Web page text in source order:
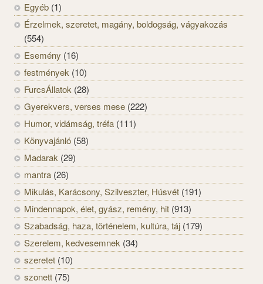
Egyéb (1)
Érzelmek, szeretet, magány, boldogság, vágyakozás
(554)
Esemény (16)
festmények (10)
FurcsÁllatok (28)
Gyerekvers, verses mese (222)
Humor, vidámság, tréfa (111)
Könyvajánló (58)
Madarak (29)
mantra (26)
Mikulás, Karácsony, Szilveszter, Húsvét (191)
Mindennapok, élet, gyász, remény, hit (913)
Szabadság, haza, történelem, kultúra, táj (179)
Szerelem, kedvesemnek (34)
szeretet (10)
szonett (75)